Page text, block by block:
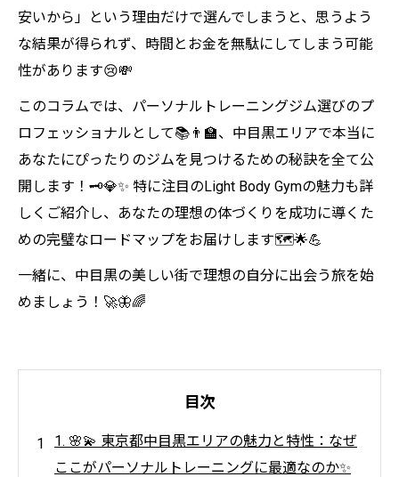
安いから」という理由だけで選んでしまうと、思うよう
な結果が得られず、時間とお金を無駄にしてしまう可能
性があります😢💸
このコラムでは、パーソナルトレーニングジム選びのプ
ロフェッショナルとして📚👨‍🏫、中目黒エリアで本当に
あなたにぴったりのジムを見つけるための秘訣を全て公
開します！🗝️💎✨ 特に注目のLight Body Gymの魅力も詳
しくご紹介し、あなたの理想の体づくりを成功に導くた
めの完璧なロードマップをお届けします🗺️🌟💪
一緒に、中目黒の美しい街で理想の自分に出会う旅を始
めましょう！🚀🦋🌈
目次
1. 🌸💫 東京都中目黒エリアの魅力と特性：なぜ
ここがパーソナルトレーニングに最適なのか✨